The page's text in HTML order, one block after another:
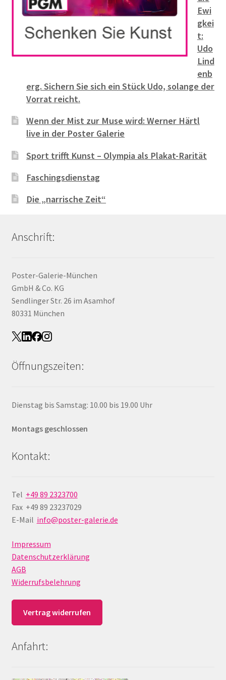
Ewi
gkei
t:
Udo
Lind
enb
erg. Sichern Sie sich ein Stück Udo, solange der
Vorrat reicht.
Wenn der Mist zur Muse wird: Werner Härtl
live in der Poster Galerie
Sport trifft Kunst – Olympia als Plakat-Rarität
Faschingsdienstag
Die „narrische Zeit“
Anschrift:
Poster-Galerie-München
GmbH & Co. KG
Sendlinger Str. 26 im Asamhof
80331 München
Öffnungszeiten:
Dienstag bis Samstag: 10.00 bis 19.00 Uhr
Montags geschlossen
Kontakt:
Tel +49 89 2323700
Fax +49 89 23237029
E-Mail info@poster-galerie.de
Impressum
Datenschutzerklärung
AGB
Widerrufsbelehrung
Vertrag widerrufen
Anfahrt: